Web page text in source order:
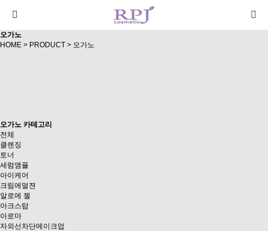
오가노
HOME > PRODUCT > 오가노
오가노 카테고리
전체
클렌징
토너
세럼앰플
아이케어
크림에멀젼
알로에 젤
아크스탑
아로마
자외선차단메이크업